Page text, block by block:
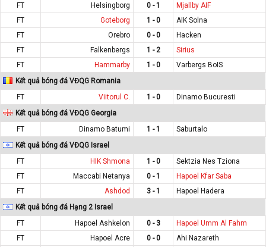
FT
Helsingborg 0 - 1
Mjallby AIF
FT
Goteborg 1 - 0
AIK Solna
FT
Orebro 0 - 0
Hacken
FT
Falkenbergs 1 - 2
Sirius
FT
Hammarby 1 - 0
Varbergs BoIS
Kết quả bóng đá VĐQG Romania
FT
Viitorul C. 1 - 0
Dinamo Bucuresti
Kết quả bóng đá VĐQG Georgia
FT
Dinamo Batumi 1 - 1
Saburtalo
Kết quả bóng đá VĐQG Israel
FT
HIK Shmona 1 - 0
Sektzia Nes Tziona
FT
Maccabi Netanya 0 - 1
Hapoel Kfar Saba
FT
Ashdod 3 - 1
Hapoel Hadera
Kết quả bóng đá Hạng 2 Israel
FT
Hapoel Ashkelon 0 - 3
Hapoel Umm Al Fahm
FT
Hapoel Acre 0 - 0
Ahi Nazareth